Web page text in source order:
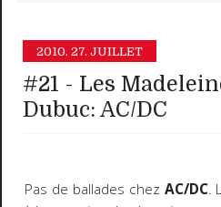
2010. 27. JUILLET
#21 - Les
Dubuc: AC/DC
Pas de ballades chez AC/DC.